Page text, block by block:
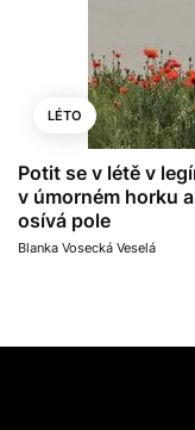
LÉTO
Potit se v létě v
v úmorném horku
osívá pole
Blanka Vosecká Veselá